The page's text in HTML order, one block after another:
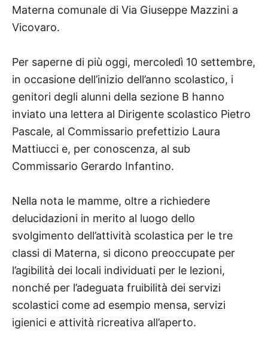
Materna comunale di Via Giuseppe Mazzini a
Vicovaro.
Per saperne di più oggi, mercoledì 10 settembre,
in occasione dell’inizio dell’anno scolastico, i
genitori degli alunni della sezione B hanno
inviato una lettera al Dirigente scolastico Pietro
Pascale, al Commissario prefettizio Laura
Mattiucci e, per conoscenza, al sub
Commissario Gerardo Infantino.
Nella nota le mamme, oltre a richiedere
delucidazioni in merito al luogo dello
svolgimento dell’attività scolastica per le tre
classi di Materna, si dicono preoccupate per
l’agibilità dei locali individuati per le lezioni,
nonché per l’adeguata fruibilità dei servizi
scolastici come ad esempio mensa, servizi
igienici e attività ricreativa all’aperto.